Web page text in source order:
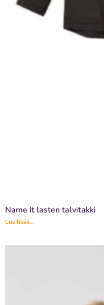
Name It lasten talvitakki
Lue lisää...